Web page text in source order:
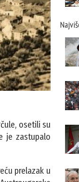
osetili su
je zastupalo
prelazak u